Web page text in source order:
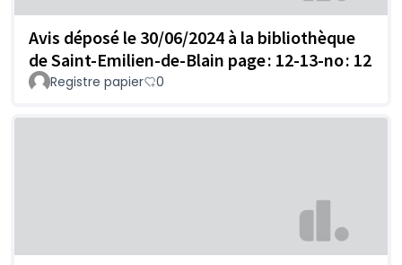
Avis déposé le 30/06/2024 à la bibliothèque
de Saint-Emilien-de-Blain page : 12-13-no : 12
Registre papier 0